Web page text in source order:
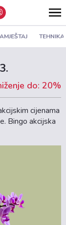
TEHNIKA
do: 20%
cijenama
Bingo akcijska